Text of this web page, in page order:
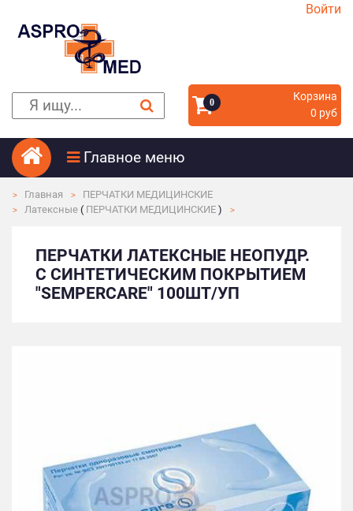
Войти
0
Корзина
0 руб
Главное меню
Главная
ПЕРЧАТКИ МЕДИЦИНСКИЕ
Латексные ( ПЕРЧАТКИ МЕДИЦИНСКИЕ )
ПЕРЧАТКИ ЛАТЕКСНЫЕ НЕОПУДР.
С СИНТЕТИЧЕСКИМ ПОКРЫТИЕМ
"SEMPERCARE" 100ШТ/УП